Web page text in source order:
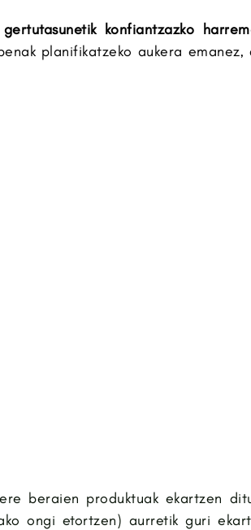
gertutasunetik konfiantzazko
planifikatzeko aukera emanez,
beraien produktuak ekartzen
ongi etortzen) aurretik guri